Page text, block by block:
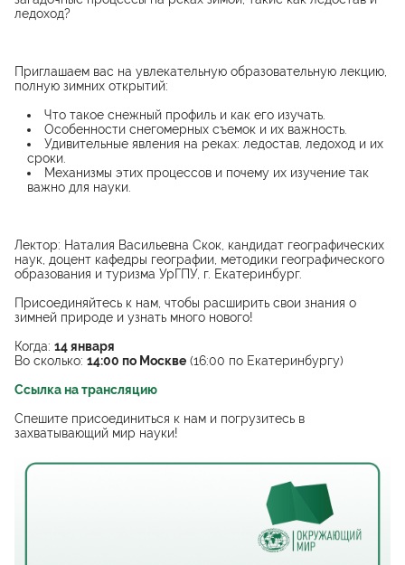
ледоход?
Приглашаем вас на увлекательную образовательную лекцию,
полную зимних открытий:
Что такое снежный профиль и как его изучать.
Особенности снегомерных съемок и их важность.
Удивительные явления на реках: ледостав, ледоход и их
сроки.
Механизмы этих процессов и почему их изучение так
важно для науки.
Лектор: Наталия Васильевна Скок, кандидат географических
наук, доцент кафедры географии, методики географического
образования и туризма УрГПУ, г. Екатеринбург.
Присоединяйтесь к нам, чтобы расширить свои знания о
зимней природе и узнать много нового!
Когда: 14 января
Во сколько: 14:00 по Москве (16:00 по Екатеринбургу)
Ссылка на трансляцию
Спешите присоединиться к нам и погрузитесь в
захватывающий мир науки!